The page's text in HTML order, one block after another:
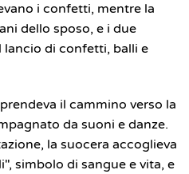
i confetti, mentre la
dello sposo, e i due
di confetti, balli e
il cammino verso la
da suoni e danze.
la suocera accoglieva
simbolo di sangue e vita, e